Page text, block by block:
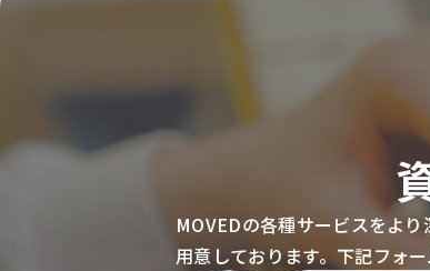
MOVEDの各種サービスをよ
用意しております。下記フォ